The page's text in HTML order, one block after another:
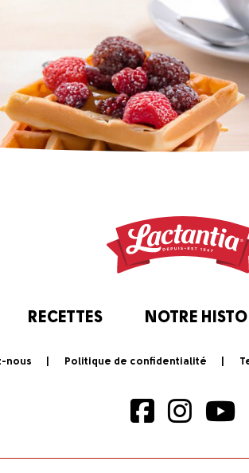
RECETTES NOTRE
nous Politique de confidentialité